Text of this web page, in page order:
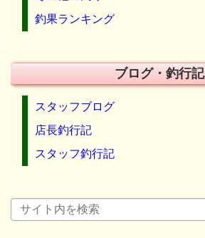
釣果ランキング
ブログ・釣行記
スタッフブログ
店長釣行記
スタッフ釣行記